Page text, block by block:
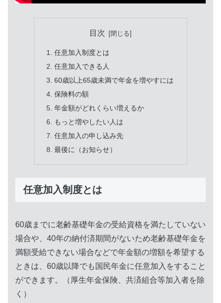
目次
任意加入制度とは
任意加入できる人
60歳以上65歳未満で年金を増やすには
保険料の額
年金額がどれくらい増えるか
もっと増やしたい人は
任意加入の申し込み先
最後に（お知らせ）
任意加入制度とは
60歳までに老齢基礎年金の受給資格を満たしていない
場合や、40年の納付済期間がないため老齢基礎年金を
満額受給できない場合などで年金額の増額を希望する
ときは、60歳以降でも国民年金に任意加入をすること
ができます。（厚生年金保険、共済組合等加入者を除
く）